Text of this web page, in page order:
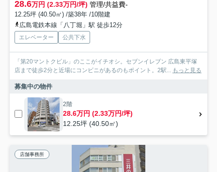
28.6万円 (2.33万円/坪) 管理/共益費-
12.25坪 (40.50㎡) /築38年 /10階建
広島電鉄本線「八丁堀」駅 徒歩12分
エレベーター 公共下水
「第20マントクビル」のここがイチオシ。セブンイレブン 広島東平塚
店まで徒歩2分と近場にコンビニがあるのもポイント。2駅...
もっと見る
募集中の物件
2階
28.6万円 (2.33万円/坪)
12.25坪 (40.50㎡)
店舗事務所